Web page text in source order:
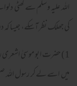
اللہ علیہ وسلم سے گھٹی
کی جھلک نظر آسکے، جیسا
1 ) حضرت ابو موسیٰ اشعری
میں اسے لےکر رسول اللہ